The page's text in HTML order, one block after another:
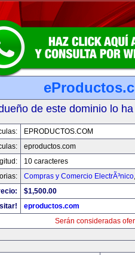
de este dominio lo
EPRODUCTOS.COM
eproductos.com
10 caracteres
Compras y Comercio ElectrÃ³nico
$1,500.00
eproductos.com
Serán consideradas